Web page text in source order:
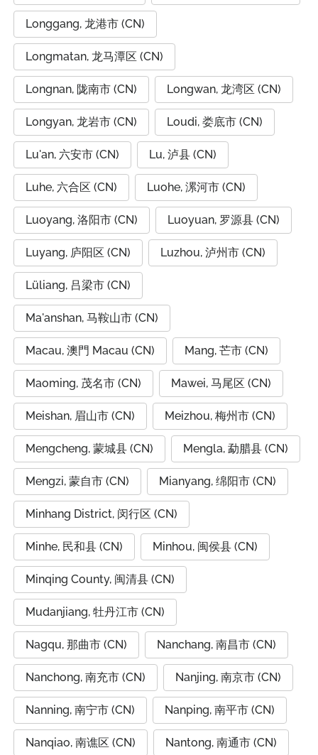
Longgang, 龙港市 (CN)
Longmatan, 龙马潭区 (CN)
Longnan, 陇南市 (CN) Longwan, 龙湾区 (CN)
Longyan, 龙岩市 (CN) Loudi, 娄底市 (CN)
Lu'an, 六安市 (CN) Lu, 泸县 (CN)
Luhe, 六合区 (CN) Luohe, 漯河市 (CN)
Luoyang, 洛阳市 (CN) Luoyuan, 罗源县 (CN)
Luyang, 庐阳区 (CN) Luzhou, 泸州市 (CN)
Lüliang, 吕梁市 (CN)
Ma'anshan, 马鞍山市 (CN)
Macau, 澳門 Macau (CN) Mang, 芒市 (CN)
Maoming, 茂名市 (CN) Mawei, 马尾区 (CN)
Meishan, 眉山市 (CN) Meizhou, 梅州市 (CN)
Mengcheng, 蒙城县 (CN) Mengla, 勐腊县 (CN)
Mengzi, 蒙自市 (CN) Mianyang, 绵阳市 (CN)
Minhang District, 闵行区 (CN)
Minhe, 民和县 (CN) Minhou, 闽侯县 (CN)
Minqing County, 闽清县 (CN)
Mudanjiang, 牡丹江市 (CN)
Nagqu, 那曲市 (CN) Nanchang, 南昌市 (CN)
Nanchong, 南充市 (CN) Nanjing, 南京市 (CN)
Nanning, 南宁市 (CN) Nanping, 南平市 (CN)
Nanqiao, 南谯区 (CN) Nantong, 南通市 (CN)